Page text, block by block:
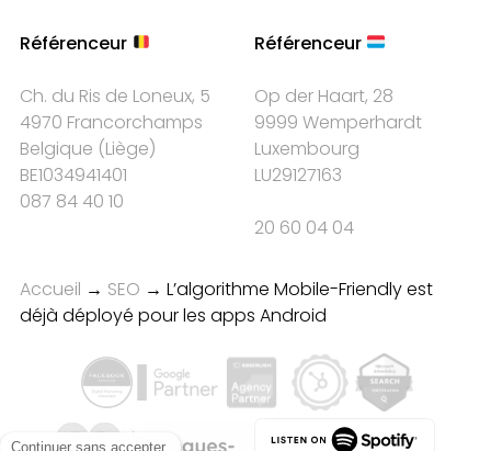
Référenceur
Ch. du Ris de Loneux, 5
4970 Francorchamps
Belgique (Liège)
BE1034941401
087 84 40 10
Référenceur
Op der Haart, 28
9999 Wemperhardt
Luxembourg
LU29127163
20 60 04 04
Accueil → SEO → L’algorithme Mobile-Friendly est
déjà déployé pour les apps Android